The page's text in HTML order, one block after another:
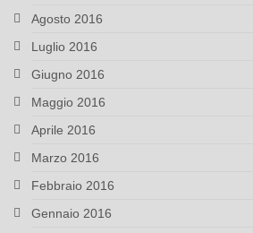
Agosto 2016
Luglio 2016
Giugno 2016
Maggio 2016
Aprile 2016
Marzo 2016
Febbraio 2016
Gennaio 2016